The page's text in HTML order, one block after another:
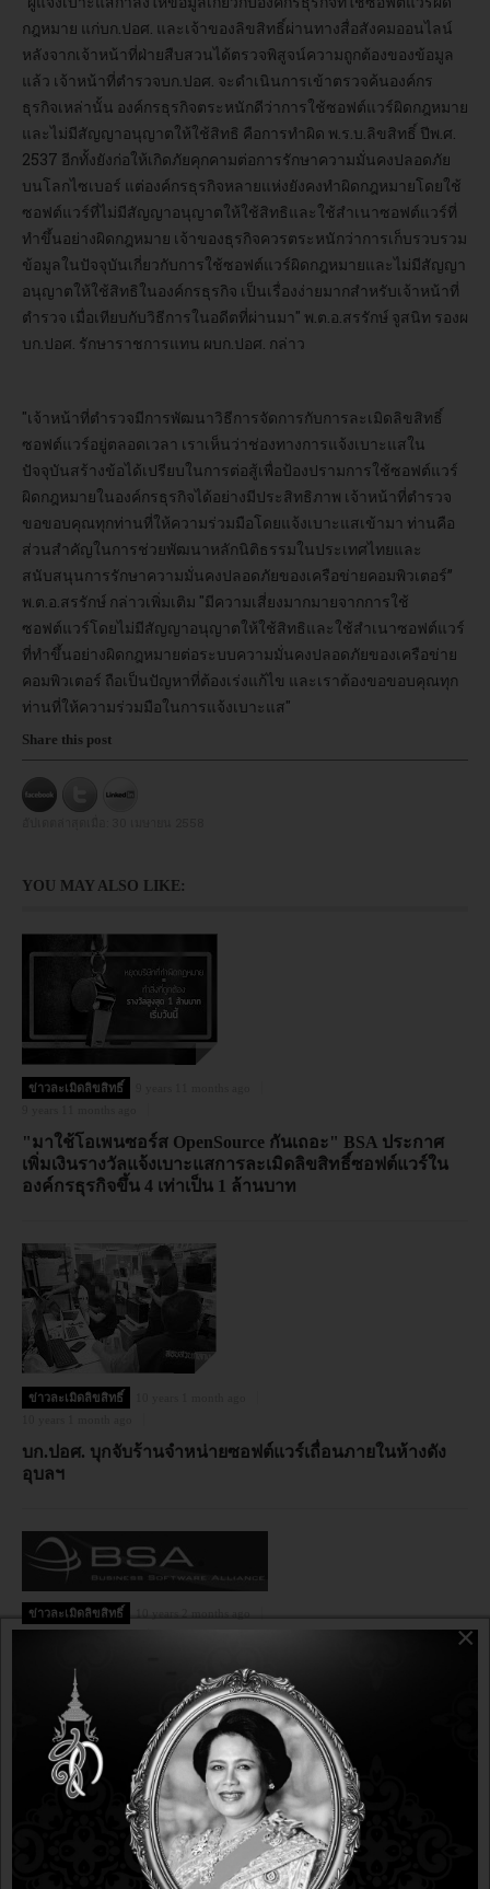
กฎหมาย แก่บก.ปอศ. และเจ้าของลิขสิทธิ์ผ่านทางสื่อสังคมออนไลน์
หลังจากเจ้าหน้าที่ฝ่ายสืบสวนได้ตรวจพิสูจน์ความถูกต้องของข้อมูล
แล้ว เจ้าหน้าที่ตำรวจบก.ปอศ. จะดำเนินการเข้าตรวจค้นองค์กร
ธุรกิจเหล่านั้น องค์กรธุรกิจตระหนักดีว่าการใช้ซอฟต์แวร์ผิดกฎหมาย
และไม่มีสัญญาอนุญาตให้ใช้สิทธิ คือการทำผิด พ.ร.บ.ลิขสิทธิ์ ปีพ.ศ.
2537 อีกทั้งยังก่อให้เกิดภัยคุกคามต่อการรักษาความมั่นคงปลอดภัย
บนโลกไซเบอร์ แต่องค์กรธุรกิจหลายแห่งยังคงทำผิดกฎหมายโดยใช้
ซอฟต์แวร์ที่ไม่มีสัญญาอนุญาตให้ใช้สิทธิและใช้สำเนาซอฟต์แวร์ที่
ทำขึ้นอย่างผิดกฎหมาย เจ้าของธุรกิจควรตระหนักว่าการเก็บรวบรวม
ข้อมูลในปัจจุบันเกี่ยวกับการใช้ซอฟต์แวร์ผิดกฎหมายและไม่มีสัญญา
อนุญาตให้ใช้สิทธิในองค์กรธุรกิจ เป็นเรื่องง่ายมากสำหรับเจ้าหน้าที่
ตำรวจ เมื่อเทียบกับวิธีการในอดีตที่ผ่านมา" พ.ต.อ.สรรักษ์ จูสนิท รองผ
บก.ปอศ. รักษาราชการแทน ผบก.ปอศ. กล่าว
"เจ้าหน้าที่ตำรวจมีการพัฒนาวิธีการจัดการกับการละเมิดลิขสิทธิ์
ซอฟต์แวร์อยู่ตลอดเวลา เราเห็นว่าช่องทางการแจ้งเบาะแสใน
ปัจจุบันสร้างข้อได้เปรียบในการต่อสู้เพื่อป้องปรามการใช้ซอฟต์แวร์
ผิดกฎหมายในองค์กรธุรกิจได้อย่างมีประสิทธิภาพ เจ้าหน้าที่ตำรวจ
ขอขอบคุณทุกท่านที่ให้ความร่วมมือโดยแจ้งเบาะแสเข้ามา ท่านคือ
ส่วนสำคัญในการช่วยพัฒนาหลักนิติธรรมในประเทศไทยและ
สนับสนุนการรักษาความมั่นคงปลอดภัยของเครือข่ายคอมพิวเตอร์”
พ.ต.อ.สรรักษ์ กล่าวเพิ่มเติม "มีความเสี่ยงมากมายจากการใช้
ซอฟต์แวร์โดยไม่มีสัญญาอนุญาตให้ใช้สิทธิและใช้สำเนาซอฟต์แวร์
ที่ทำขึ้นอย่างผิดกฎหมายต่อระบบความมั่นคงปลอดภัยของเครือข่าย
คอมพิวเตอร์ ถือเป็นปัญหาที่ต้องเร่งแก้ไข และเราต้องขอขอบคุณทุก
ท่านที่ให้ความร่วมมือในการแจ้งเบาะแส"
Share this post
YOU MAY ALSO LIKE:
ข่าวละเมิดลิขสิทธิ์
"มาใช้โอเพนซอร์ส OpenSource กันเถอะ" BSA ประกาศ
เพิ่มเงินรางวัลแจ้งเบาะแสการละเมิดลิขสิทธิ์ซอฟต์แวร์ใน
องค์กรธุรกิจขึ้น 4 เท่าเป็น 1 ล้านบาท
ข่าวละเมิดลิขสิทธิ์
บก.ปอศ. บุกจับร้านจำหน่ายซอฟต์แวร์เถื่อนภายในห้างดัง
อุบลฯ
ข่าวละเมิดลิขสิทธิ์
BSA สรุปผลสำรวจ พบอัตราการใช้งานซอฟต์แวร์โดยไม่มี
สัญญาอนุญาตให้ใช้สิทธิ์ในประเทศไทย ลดลงจากเดิมมาอยู่
ที่ร้อยละ 69
×